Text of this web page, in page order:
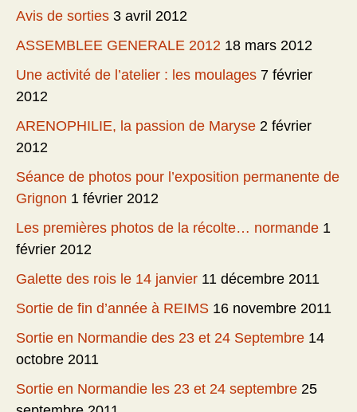
Avis de sorties 3 avril 2012
ASSEMBLEE GENERALE 2012 18 mars 2012
Une activité de l’atelier : les moulages 7 février
2012
ARENOPHILIE, la passion de Maryse 2 février
2012
Séance de photos pour l’exposition permanente de
Grignon 1 février 2012
Les premières photos de la récolte… normande 1
février 2012
Galette des rois le 14 janvier 11 décembre 2011
Sortie de fin d’année à REIMS 16 novembre 2011
Sortie en Normandie des 23 et 24 Septembre 14
octobre 2011
Sortie en Normandie les 23 et 24 septembre 25